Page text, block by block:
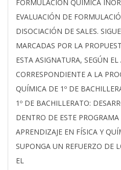
FORMULACIÓN QUÍMICA
EVALUACIÓN DE
DISOCIACIÓN DE SALES.
MARCADAS POR LA
ESTA ASIGNATURA, SEGÚN
CORRESPONDIENTE A LA
QUÍMICA DE 1º DE
1º DE BACHILLERATO:
DENTRO DE ESTE
APRENDIZAJE EN FÍSICA Y
SUPONGA UN REFUERZO DE
EL